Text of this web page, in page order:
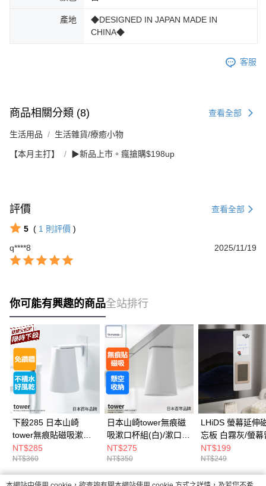
產地
◆DESIGNED IN JAPAN MADE IN
CHINA◆
客服
商品相關分類 (8) 查看全部
生活用品 生活雜貨/療癒小物
【本月主打】 ▶新品上市。瘋搶購$198up
評價 查看全部
5 ( 1 則評價 )
q****8
2025/11/19
你可能有興趣的商品全站排行
下殺285 日本山崎
tower無痕貼磁吸漱口
杯(白)/牙刷杯架/盥洗
用品/衛浴用品
NT$285
NT$360
日本山崎tower無痕磁
吸漱口杯組(白)/漱口
杯/無痕收納/浴室收納
NT$275
NT$350
LHiDS 螢幕延伸
忘板 白霧灰/螢幕
板/文具小物/辦公
NT$199
NT$249